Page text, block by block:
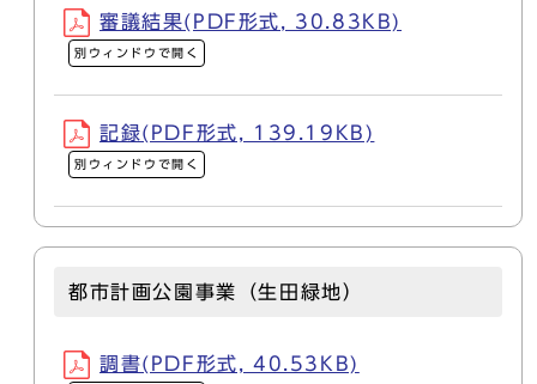
審議結果(PDF形式, 30.83KB)
別ウィンドウで開く
記録(PDF形式, 139.19KB)
別ウィンドウで開く
都市計画公園事業（生田緑地）
調書(PDF形式, 40.53KB)